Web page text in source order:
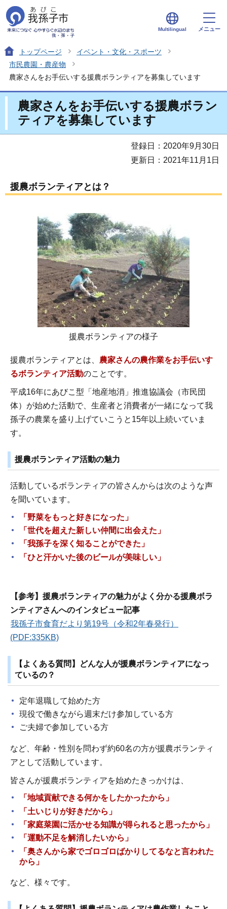
Multilingual メニュー
トップページ
イベント・文化・スポーツ
市民農園・農産物
農家さんをお手伝いする援農ボランティアを募集しています
農家さんをお手伝いする援農ボラン
ティアを募集しています
登録日：2020年9月30日
更新日：2021年11月1日
援農ボランティアとは？
援農ボランティアの様子
援農ボランティアとは、 農家さんの農作業をお手伝いす
るボランティア活動のことです。
平成16年にあびこ型「地産地消」推進協議会（市民団
体）が始めた活動で、生産者と消費者が一緒になって我
孫子の農業を盛り上げていこうと15年以上続いていま
す。
援農ボランティア活動の魅力
活動しているボランティアの皆さんからは次のような声
を聞いています。
「野菜をもっと好きになった」
「世代を超えた新しい仲間に出会えた」
「我孫子を深く知ることができた」
「ひと汗かいた後のビールが美味しい」
【参考】援農ボランティアの魅力がよく分かる援農ボラ
ンティアさんへのインタビュー記事
我孫子市食育だより第19号（令和2年春発行）
(PDF:335KB)
【よくある質問】どんな人が援農ボランティアになっ
ているの？
定年退職して始めた方
現役で働きながら週末だけ参加している方
ご夫婦で参加している方
など、年齢・性別を問わず約60名の方が援農ボランティ
アとして活動しています。
皆さんが援農ボランティアを始めたきっかけは、
「地域貢献できる何かをしたかったから」
「土いじりが好きだから」
「家庭菜園に活かせる知識が得られると思ったから」
「運動不足を解消したいから」
「奥さんから家でゴロゴロばかりしてるなと言われた
から」
など、様々です。